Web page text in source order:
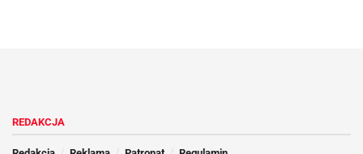
REDAKCJA